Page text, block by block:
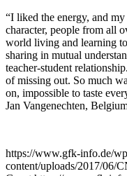
“I liked the energy, and
character, people from all
world living and learning
sharing in mutual
teacher-student
of missing out. So much
on, impossible to taste
Jan Vangenechten,
https://www.gfk-info.de/
content/uploads/2017/06/